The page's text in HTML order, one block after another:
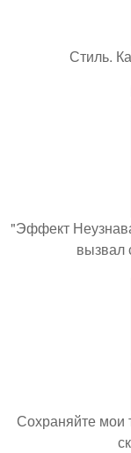
Стиль.
"Эффект
вызвал
Сохраняйте мои